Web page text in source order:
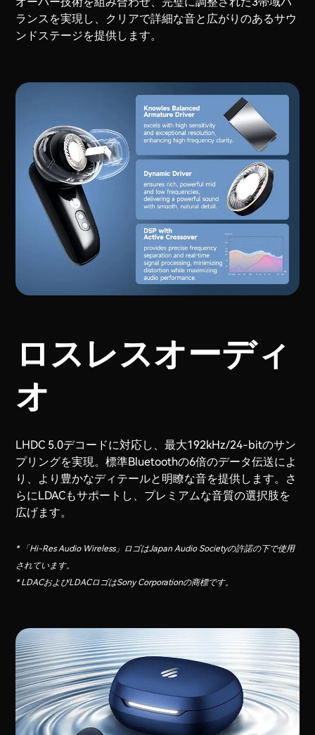
ランスを実現し、クリアで詳細な音と広がりのあるサウ
ンドステージを提供します。
ロスレスオーディ
オ
LHDC 5.0デコードに対応し、最大192kHz/24-bitのサン
プリングを実現。標準Bluetoothの6倍のデータ伝送によ
り、より豊かなディテールと明瞭な音を提供します。さ
らにLDACもサポートし、プレミアムな音質の選択肢を
広げます。
* 「Hi-Res Audio Wireless」ロゴはJapan Audio Societyの許諾の下で使用
されています。
* LDACおよびLDACロゴはSony Corporationの商標です。